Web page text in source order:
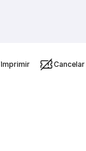
Imprimir Cancelar